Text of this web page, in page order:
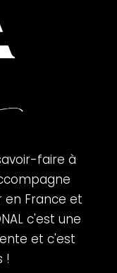
faire à
en France et
c'est une
et c'est
!